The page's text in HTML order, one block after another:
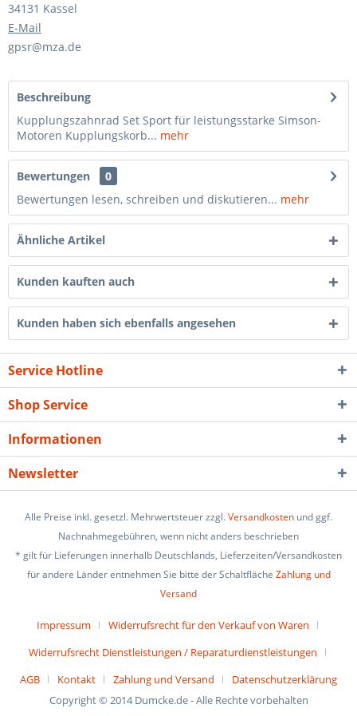
34131 Kassel
E-Mail
gpsr@mza.de
Beschreibung
Kupplungszahnrad Set Sport für leistungsstarke Simson-
Motoren Kupplungskorb... mehr
Bewertungen
0
Bewertungen lesen, schreiben und diskutieren... mehr
Ähnliche Artikel
Kunden kauften auch
Kunden haben sich ebenfalls angesehen
Service Hotline
Shop Service
Informationen
Newsletter
Alle Preise inkl. gesetzl. Mehrwertsteuer zzgl.Versandkosten und ggf.
Nachnahmegebühren, wenn nicht anders beschrieben
* gilt für Lieferungen innerhalb Deutschlands, Lieferzeiten/Versandkosten
für andere Länder entnehmen Sie bitte der Schaltfläche Zahlung und
Versand
Impressum
Widerrufsrecht für den Verkauf von Waren
Widerrufsrecht Dienstleistungen / Reparaturdienstleistungen
AGB
Kontakt Zahlung und Versand
Datenschutzerklärung
Copyright © 2014 Dumcke.de - Alle Rechte vorbehalten